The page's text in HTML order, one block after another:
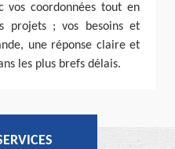
vos coordonnées tout en
projets ; vos besoins et
une réponse claire et
les plus brefs délais.